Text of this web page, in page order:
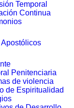
Temporal
Continua
Penitenciaria
de violencia
de Espiritualidad